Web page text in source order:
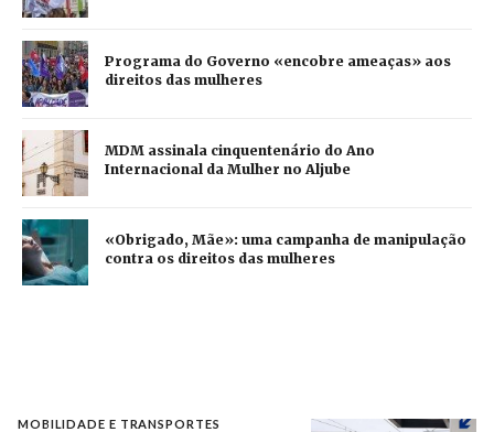
Programa do Governo «encobre ameaças» aos
direitos das mulheres
MDM assinala cinquentenário do Ano
Internacional da Mulher no Aljube
«Obrigado, Mãe»: uma campanha de manipulação
contra os direitos das mulheres
MOBILIDADE E TRANSPORTES